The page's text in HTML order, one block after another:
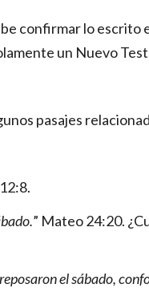
confirmar lo escrito
un Nuevo
pasajes
” Mateo 24:20.
el sábado,